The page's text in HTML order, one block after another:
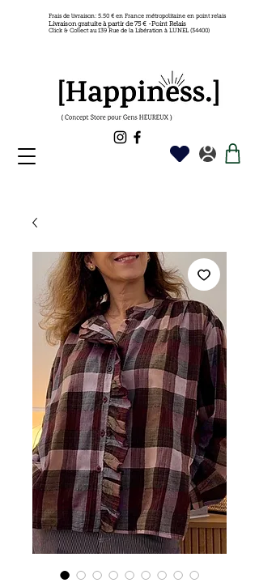
Frais de livraison: 5.50 € en France métropolitaine en point relais
Livraison gratuite à partir de 75 € -Point Relais
Click & Collect au 139 Rue de la Libération à LUNEL (34400)